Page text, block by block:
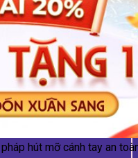
hút mỡ cánh tay an